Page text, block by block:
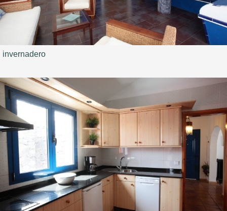
invernadero